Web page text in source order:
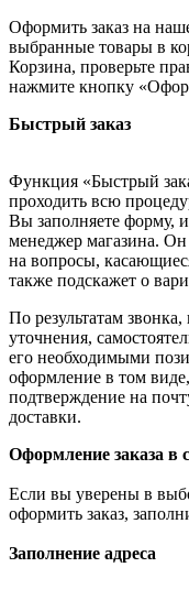
Оформить заказ на
выбранные товары в
Корзина, проверьте
нажмите кнопку
Быстрый заказ
Функция «Быстрый
проходить всю
Вы заполняете форму,
менеджер магазина. Он
на вопросы,
также подскажет о
По результатам
уточнения,
его необходимыми
оформление в том
подтверждение на
доставки.
Оформление заказа в
Если вы уверены в
оформить заказ,
Заполнение адреса